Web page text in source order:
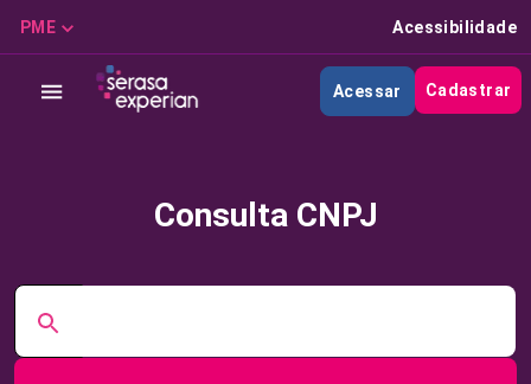
PME Acessibilidade
Acessar Cadastrar
Consulta CNPJ